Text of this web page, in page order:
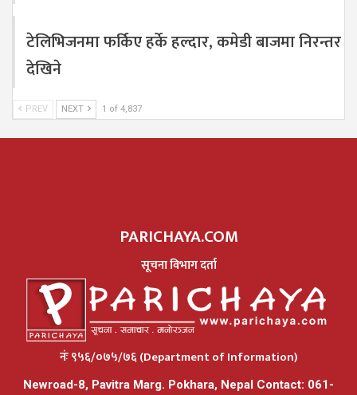
टेलिभिजनमा फर्किए हर्के हल्दार, कमेडी बाजमा निरन्तर
देखिने
PREV NEXT 1 of 4,837
PARICHAYA.COM
सूचना विभाग दर्ता
नंः ९५६/०७५/७६ (Department of Information)
Newroad-8, Pavitra Marg. Pokhara, Nepal Contact: 061-